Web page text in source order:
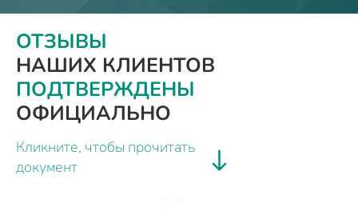
ОТЗЫВЫ
НАШИХ КЛИЕНТОВ
ПОДТВЕРЖДЕНЫ
ОФИЦИАЛЬНО
Кликните, чтобы прочитать
документ